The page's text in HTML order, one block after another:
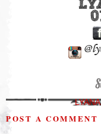
POST A COMMENT